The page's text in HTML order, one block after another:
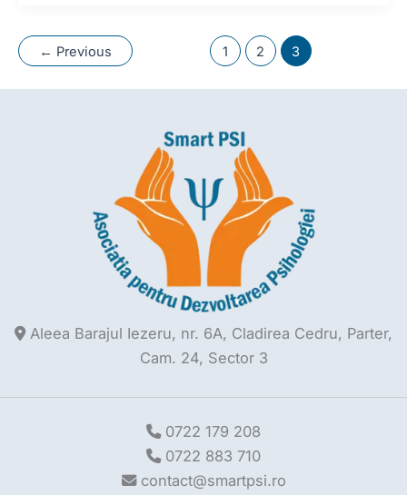
← Previous 1 2 3
Aleea Barajul Iezeru, nr. 6A, Cladirea Cedru, Parter,
Cam. 24, Sector 3
0722 179 208
0722 883 710
contact@smartpsi.ro